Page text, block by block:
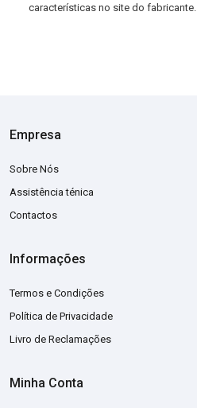
características no site do fabricante.
Empresa
Sobre Nós
Assistência ténica
Contactos
Informações
Termos e Condições
Política de Privacidade
Livro de Reclamações
Minha Conta